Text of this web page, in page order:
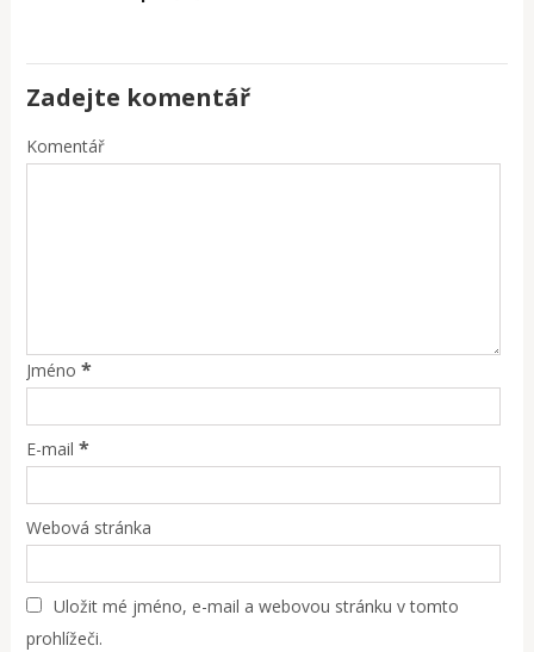
Zadejte komentář
Komentář
Jméno *
E-mail *
Webová stránka
Uložit mé jméno, e-mail a webovou stránku v tomto
prohlížeči.